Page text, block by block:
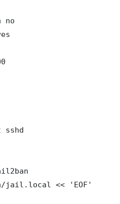
no
sshd
jail.local << 'EOF'